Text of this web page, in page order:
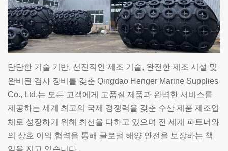
탄탄한 기술 기반, 선진적인 제조 기술, 완전한 제조 시설 및
완비된 검사 장비를 갖춘 Qingdao Henger Marine Supplies
Co., Ltd.는 모든 고객에게 고품질 제품과 완벽한 서비스를
제공하는 세계 최고의 국제 경쟁력을 갖춘 수산 제품 제조업
체로 성장하기 위해 최선을 다하고 있으며 전 세계 파트너와
의 상호 이익 협력을 통해 글로벌 해양 안전을 보장하는 책
임을 지고 있습니다.